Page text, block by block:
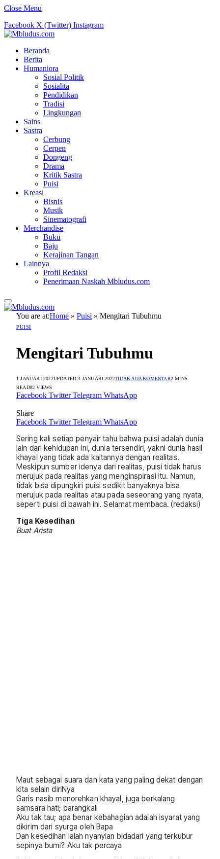
Close Menu
Facebook X (Twitter) Instagram
Beranda
Berita
Humaniora
Sosial Politik
Sosialita
Pendidikan
Tradisi
Lingkungan
Sains
Sastra
Cerbung
Cerpen
Dongeng
Drama
Kritik Sastra
Puisi
Kreasi
Bisnis
Musik
Sinematografi
Merchandise
Buku
Baju
Kerajinan Tangan
Lainnya
Profil Redaksi
Penerimaan Naskah Mbludus.com
You are at:Home » Puisi » Mengitari Tubuhmu
PUISI
Mengitari Tubuhmu
1 JANUARI 2022UPDATED:3 JANUARI 2022TIDAK ADA KOMENTAR2 MINS
READ82VIEWS
Facebook Twitter Telegram WhatsApp
Share
Facebook Twitter Telegram WhatsApp
Sering kali setiap penyair tahu bahwa puisi adalah dunia
lain dari kehidupan ini, dunia tersendiri, yakni dunia hasil
khayal yang tidak ada kaitannya dengan realitas.
Meskipun sumber idenya dari realitas, puisi tidak harus
merujuk pada realitas yang menginspirasi itu. Namun,
tidak bisa dipungkiri puisi sedikit banyaknya bisa
merujuk pada realitas atau pada seseorang yang nyata,
seperti puisi di bawah ini. Selamat membaca. (redaksi)
Tiga Kesedihan
Buat Arista
Maut sebagai suara dan kata yang paling dekat dengan
kita selain diriNya
Garis nasib menorehkan khayal, juga berkalang
samsara hati; barangkali
Aku tak tau; apa benar kebahagian adalah isyarat yang
dikirim dari syurga oleh Bapa
Dan kesedihan ialah nyanyian bidadari yang terkubur
sepinya bumi? Aku tak percaya